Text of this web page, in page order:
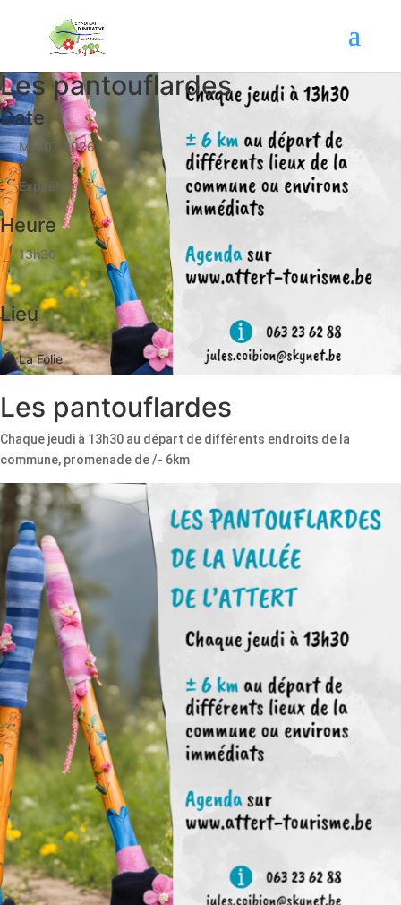
Les pantouflardes
Date
Mai 07 2026
Expiré!
Heure
13h30
Lieu
La Folie
Les pantouflardes
Chaque jeudi à 13h30 au départ de différents endroits de la
commune, promenade de /- 6km